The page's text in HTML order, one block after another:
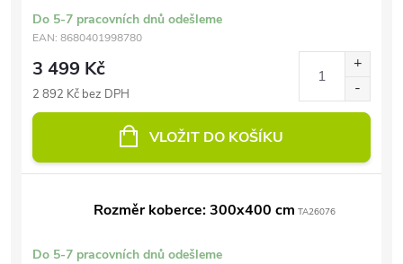
Do 5-7 pracovních dnů odešleme
EAN: 8680401998780
3 499 Kč
2 892 Kč bez DPH
VLOŽIT DO KOŠÍKU
Rozměr koberce: 300x400 cm TA26076
Do 5-7 pracovních dnů odešleme